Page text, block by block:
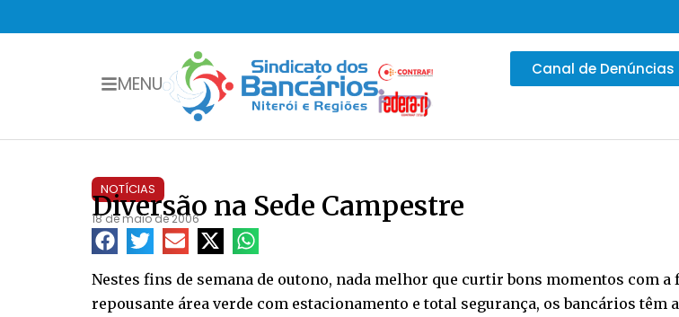
MENU
Canal de Denúncias
NOTÍCIAS
Diversão na Sede Campestre
18 de maio de 2006
Nestes fins de semana de outono, nada melhor que curtir bons momentos com
repousante área verde com estacionamento e total segurança, os bancários